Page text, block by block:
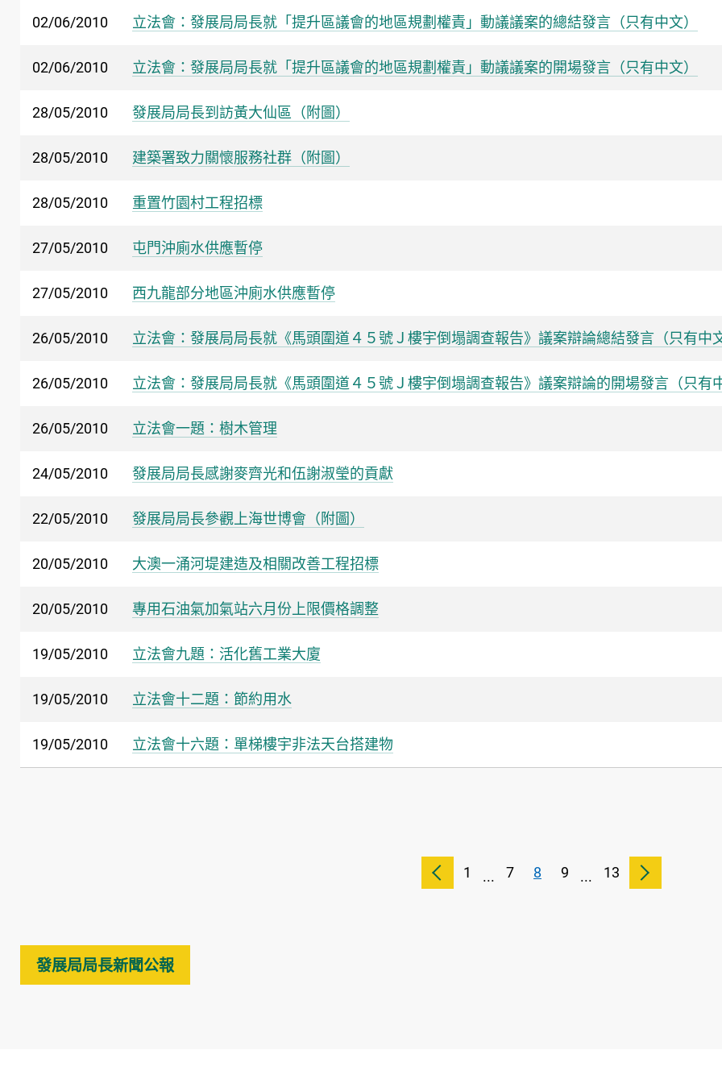
02/06/2010 立法會：發展局局長就「提升區議會的地區規劃權責」動議議案的總結發言（只有中文）
02/06/2010 立法會：發展局局長就「提升區議會的地區規劃權責」動議議案的開場發言（只有中文）
28/05/2010 發展局局長到訪黃大仙區（附圖）
28/05/2010 建築署致力關懷服務社群（附圖）
28/05/2010 重置竹園村工程招標
27/05/2010 屯門沖廁水供應暫停
27/05/2010 西九龍部分地區沖廁水供應暫停
26/05/2010 立法會：發展局局長就《馬頭圍道４５號Ｊ樓宇倒塌調查報告》議案辯論總結發言（只有中
26/05/2010 立法會：發展局局長就《馬頭圍道４５號Ｊ樓宇倒塌調查報告》議案辯論的開場發言（只有
26/05/2010 立法會一題：樹木管理
24/05/2010 發展局局長感謝麥齊光和伍謝淑瑩的貢獻
22/05/2010 發展局局長參觀上海世博會（附圖）
20/05/2010 大澳一涌河堤建造及相關改善工程招標
20/05/2010 專用石油氣加氣站六月份上限價格調整
19/05/2010 立法會九題：活化舊工業大廈
19/05/2010 立法會十二題：節約用水
19/05/2010 立法會十六題：單梯樓宇非法天台搭建物
1 ... 7 8 9 ... 13
發展局局長新聞公報